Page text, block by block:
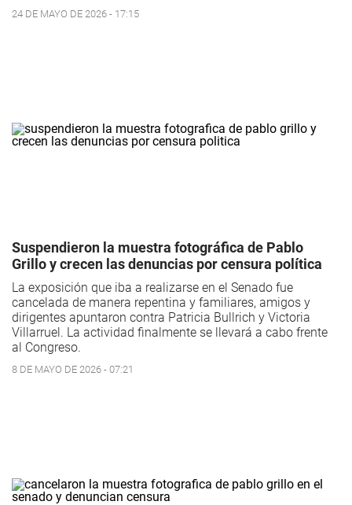
24 DE MAYO DE 2026 - 17:15
Suspendieron la muestra fotográfica de Pablo
Grillo y crecen las denuncias por censura política
La exposición que iba a realizarse en el Senado fue
cancelada de manera repentina y familiares, amigos y
dirigentes apuntaron contra Patricia Bullrich y Victoria
Villarruel. La actividad finalmente se llevará a cabo frente
al Congreso.
8 DE MAYO DE 2026 - 07:21